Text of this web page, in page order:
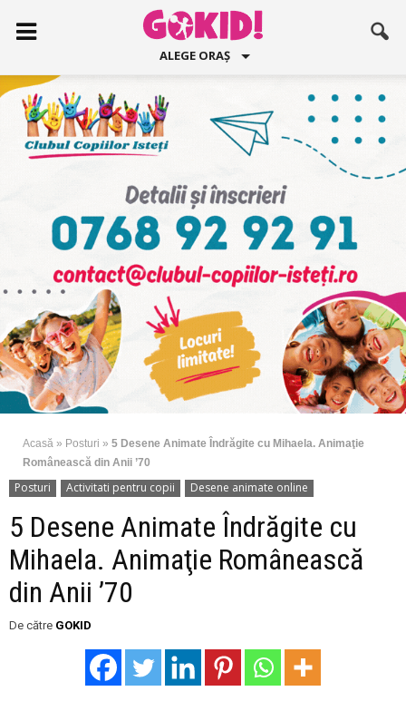
ALEGE ORAȘ
Acasă » Posturi » 5 Desene Animate Îndrăgite cu Mihaela. Animaţie
Românească din Anii ’70
Posturi Activitati pentru copii Desene animate online
5 Desene Animate Îndrăgite cu
Mihaela. Animaţie Românească
din Anii ’70
De către GOKID